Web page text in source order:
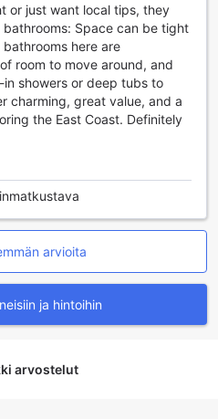
Grand Hotel East Coastissa
tarjoaa vierailleen huoneita,
ja kodikas tunnelma.
joka takaa
vuoden. Vieraiden
kylpytakit, hiustenkuivaaja ja
tekevät oleskelusta
on varustettu taulu-
hetkille, sekä
jotta voit nauttia
jossa on virkistäviä juomia, ja
Vierailla on
tai teetä omassa
ilmaisista pullotetuista
Monet huoneet tarjoavat
josta avautuvat upeat
Siisti ja mukautuva
liinavaatteiden ja
or just want local tips, they
bathrooms: Space can be tight
here are
room to move around, and
showers or deep tubs to
charming, great value, and a
the East Coast. Definitely
arvioita
ja hintoihin
arvostelut